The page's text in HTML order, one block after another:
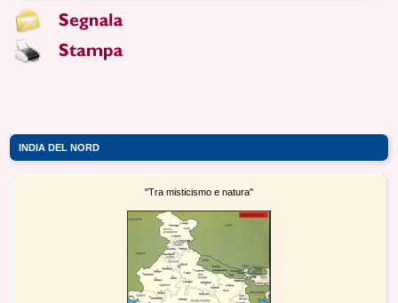
INDIA DEL NORD
"Tra misticismo e natura"